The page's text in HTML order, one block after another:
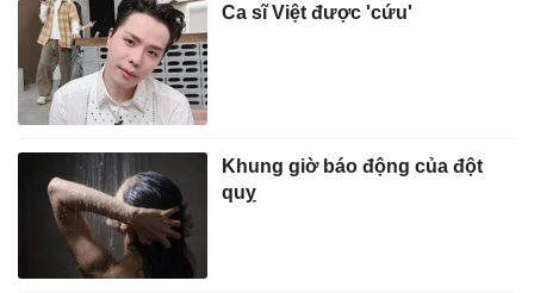
Ca sĩ Việt được 'cứu'
Khung giờ báo động của đột
quỵ